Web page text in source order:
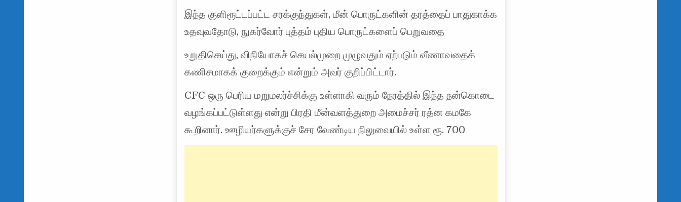
இந்த குளிரூட்டப்பட்ட சரக்குந்துகள், மீன் பொருட்களின் தரத்தைப் பாதுகாக்க
உதவுவதோடு, நுகர்வோர் புத்தம் புதிய பொருட்களைப் பெறுவதை
உறுதிசெய்து, விநியோகச் செயல்முறை முழுவதும் ஏற்படும் வீணாவதைக்
கணிசமாகக் குறைக்கும் என்றும் அவர் குறிப்பிட்டார்.
CFC ஒரு பெரிய மறுமலர்ச்சிக்கு உள்ளாகி வரும் நேரத்தில் இந்த நன்கொடை
வழங்கப்பட்டுள்ளது என்று பிரதி மீன்வளத்துறை அமைச்சர் ரத்ன கமகே
கூறினார். ஊழியர்களுக்குச் சேர வேண்டிய நிலுவையில் உள்ள ரூ. 700